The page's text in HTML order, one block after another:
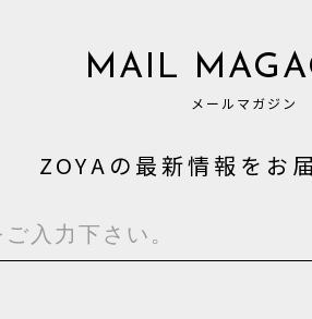
MAIL
メールマガジン
ZOYAの最新情報をお